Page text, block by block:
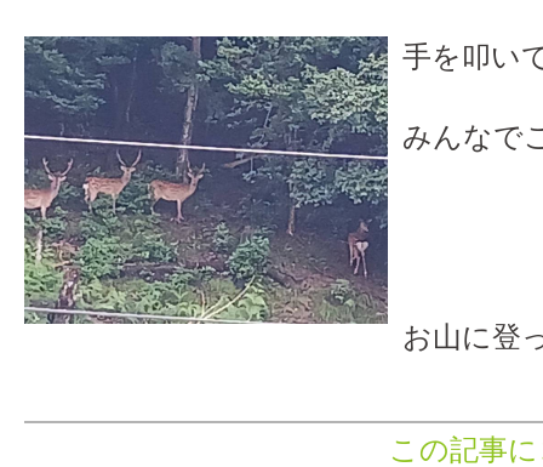
手を叩い
みんなで
お山に登
この記事